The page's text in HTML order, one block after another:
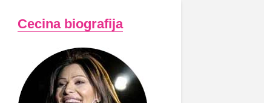
Cecina biografija